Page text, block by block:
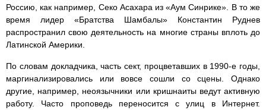
Россию, как например, Секо Асахара из «Аум Синрике». В то же
время лидер «Братства Шамбалы» Константин Руднев
распространил свою деятельность на многие страны вплоть до
Латинской Америки.
По словам докладчика, часть сект, процветавших в 1990-е годы,
маргинализировались или вовсе сошли со сцены. Однако
другие, например, неоязычники или кришнаиты ведут активную
работу. Часто проповедь переносится с улиц в Интернет.